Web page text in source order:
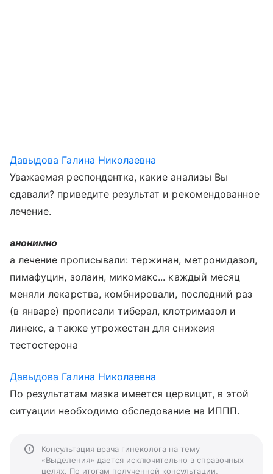
Давыдова Галина Николаевна
Уважаемая респондентка, какие анализы Вы
сдавали? приведите результат и рекомендованное
лечение.
анонимно
а лечение прописывали: тержинан, метронидазол,
пимафуцин, золаин, микомакс... каждый месяц
меняли лекарства, комбнировали, последний раз
(в январе) прописали тиберал, клотримазол и
линекс, а также утрожестан для снижеия
тестостерона
Давыдова Галина Николаевна
По результатам мазка имеется цервицит, в этой
ситуации необходимо обследование на ИППП.
Консультация врача гинеколога на тему
«Выделения» дается исключительно в справочных
целях. По итогам полученной консультации,